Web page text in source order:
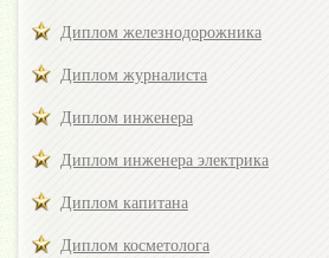
Диплом железнодорожника
Диплом журналиста
Диплом инженера
Диплом инженера электрика
Диплом капитана
Диплом косметолога